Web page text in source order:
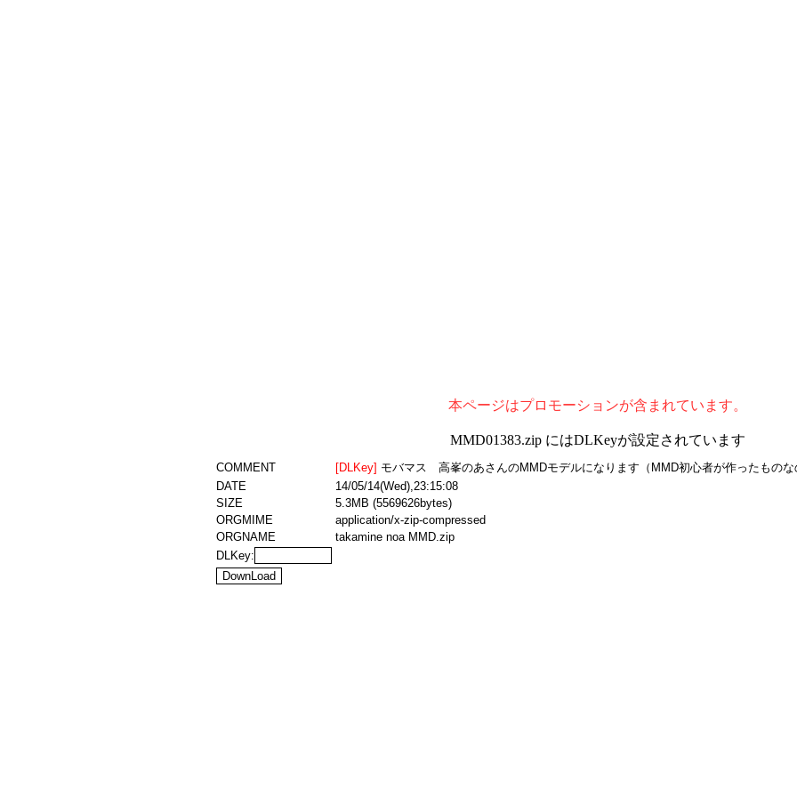
本ページはプロモーションが含まれています。
MMD01383.zip にはDLKeyが設定されています
COMMENT [DLKey] モバマス 高峯のあさんのMMDモデルになります（MMD初心者が作ったものな
DATE
14/05/14(Wed),23:15:08
SIZE
5.3MB (5569626bytes)
ORGMIME
application/x-zip-compressed
ORGNAME
takamine noa MMD.zip
DLKey: